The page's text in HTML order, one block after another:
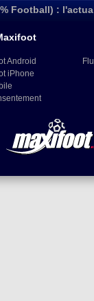
Football) :
Android
iPhone